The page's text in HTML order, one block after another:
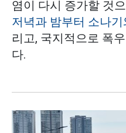
염이 다시 증가할 것
저녁과 밤부터 소나기
리고, 국지적으로 폭
다.